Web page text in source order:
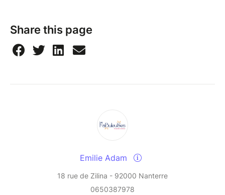
Share this page
Emilie Adam
18 rue de Zilina - 92000 Nanterre
0650387978